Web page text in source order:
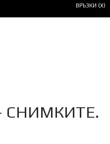
ВРЪЗКИ (Х)
СНИМКИТЕ.